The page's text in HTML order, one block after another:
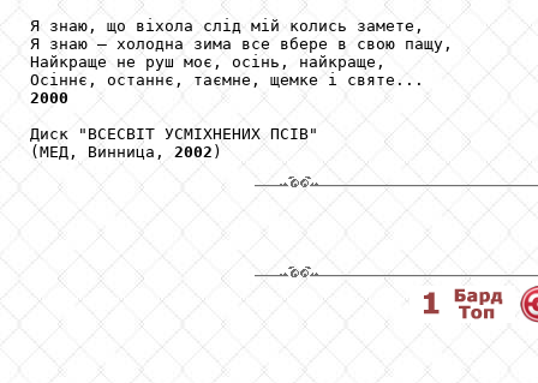
Я знаю, що віхола слід мій колись замете,
Я знаю — холодна зима все вбере в свою пащу,
Найкраще не руш моє, осінь, найкраще,
2000
Диск "ВСЕСВІТ УСМІХНЕНИХ ПСІВ"
(МЕД, Винница, 2002 )